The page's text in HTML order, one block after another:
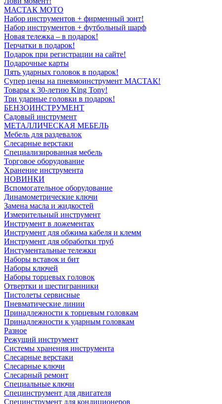
МАСТАК МОТО
Набор инструментов + фирменный зонт!
Набор инструментов + футбольный шарф
Новая тележка – в подарок!
Перчатки в подарок!
Подарок при регистрации на сайте!
Подарочные карты
Пять ударных головок в подарок!
Супер цены на пневмоинструмент МАСТАК!
Товары к 30-летию King Tony!
Три ударные головки в подарок!
БЕНЗОИНСТРУМЕНТ
Садовый инструмент
МЕТАЛЛИЧЕСКАЯ МЕБЕЛЬ
Мебель для раздевалок
Слесарные верстаки
Специализированная мебель
Торговое оборудование
Хранение инструмента
НОВИНКИ
Вспомогательное оборудование
Динамометрические ключи
Замена масла и жидкостей
Измерительный инструмент
Инструмент в ложементах
Инструмент для обжима кабеля и клемм
Инструмент для обработки труб
Инстументальные тележки
Наборы вставок и бит
Наборы ключей
Наборы торцевых головок
Отвертки и шестигранники
Пистолеты сервисные
Пневматические линии
Принадлежности к торцевым головкам
Принадлежности к ударным головкам
Разное
Режущий инструмент
Системы хранения инструмента
Слесарные верстаки
Слесарные ключи
Слесарный ремонт
Специальные ключи
Специнструмент для двигателя
Специнструмент для кондиционеров